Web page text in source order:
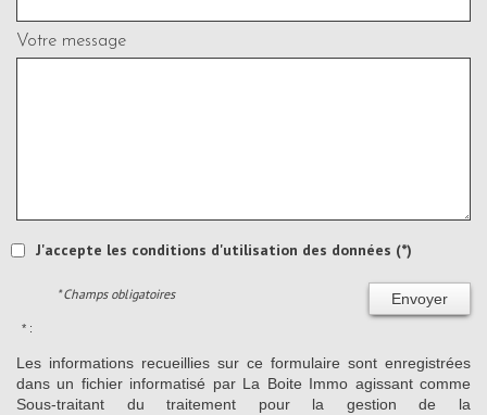
Votre message
J'accepte les conditions d'utilisation des données (*)
Envoyer
* Champs obligatoires
* :
Les informations recueillies sur ce formulaire sont enregistrées
dans un fichier informatisé par La Boite Immo agissant comme
Sous-traitant du traitement pour la gestion de la